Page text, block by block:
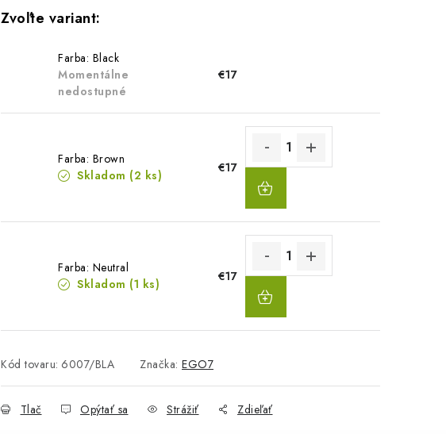
Farba: Black
Momentálne
nedostupné
€17
Farba: Brown
Skladom (2 ks)
€17
Farba: Neutral
Skladom (1 ks)
€17
Kód tovaru: 6007/BLA Značka: EGO7
Tlač Opýtať sa Strážiť Zdieľať